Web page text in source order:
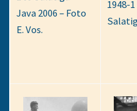
Java 2006 – Foto
E. Vos.
1948-1